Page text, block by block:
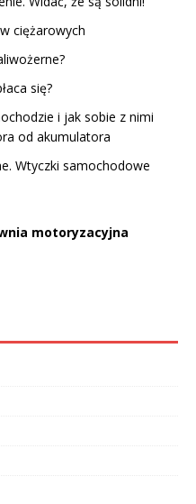
ciężarowych
się?
i jak sobie z nimi
od akumulatora
Wtyczki samochodowe
motoryzacyjna